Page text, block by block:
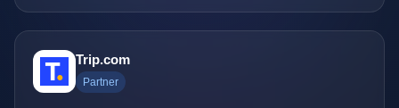
Trip.com
Partner